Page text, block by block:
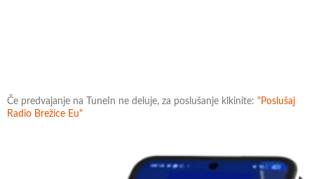
Če predvajanje na TuneIn ne deluje, za poslušanje klkinite: "Poslušaj
Radio Brežice Eu"